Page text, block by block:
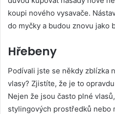
koupi nového vysavače.
do myčky a budou znovu jako
Hřebeny
Podívali jste se někdy zblízka
vlasy? Zjistíte, že je to
Nejen že jsou často plné
stylingových prostředků nebo